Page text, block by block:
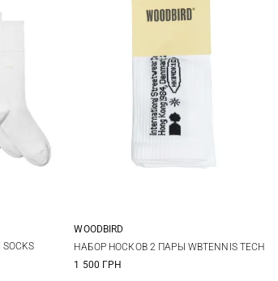
36/40
WOODBIRD
НАБОР НОСКОВ 2 ПАРЫ WBTENNIS TECH
1 500 ГРН